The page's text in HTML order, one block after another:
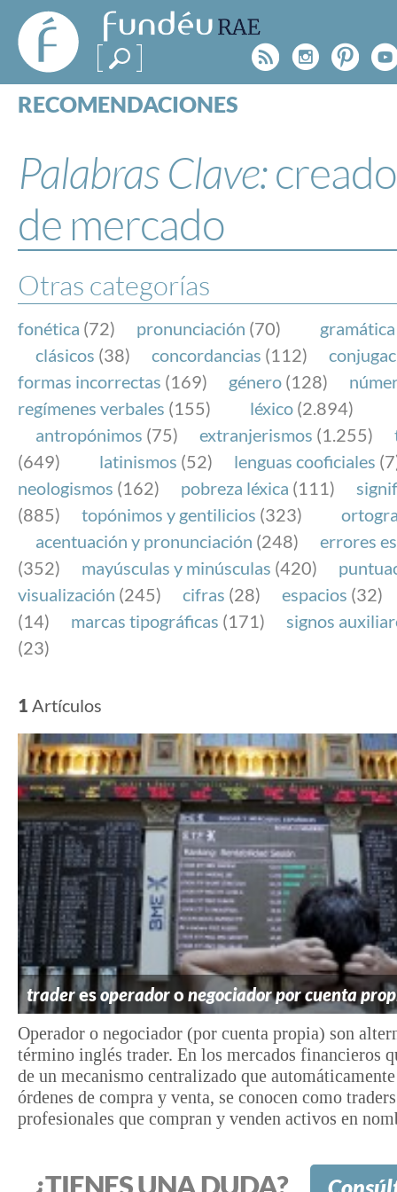
FundéuRAE
- Fundación
del Español
Urgente
Rss
RECOMENDACIONES
ESPECIALES
BLOG
NOTICIAS
FundéuRAE es una fundación patrocinada por la
y la Real Academia Española, cuyo objetivo es
el buen uso del español en los medios de
Internet.
Palabras Clave:
de mercado
Otras categorías
fonética (72) pronunciación (70) gramática
clásicos (38) concordancias (112)
formas incorrectas (169) género (128)
regímenes verbales (155) léxico (2.894)
antropónimos (75) extranjerismos (1.255)
(649)
latinismos (52) lenguas cooficiales
neologismos (162) pobreza léxica (111)
(885)
topónimos y gentilicios (323)
acentuación y pronunciación (248)
errores
(352)
mayúsculas y minúsculas (420)
visualización (245) cifras (28) espacios (32)
(14)
marcas tipográficas (171)
signos
(23)
1 Artículos
traderesoperadoronegociador por cuenta
Operador o negociador (por cuenta propia) son
término inglés trader. En los mercados financieros
de un mecanismo centralizado que
órdenes de compra y venta, se conocen como
profesionales que compran y venden activos en
¿TIENES UNA DUDA?